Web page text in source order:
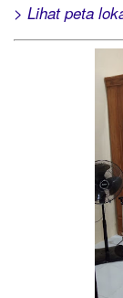
> Lihat peta